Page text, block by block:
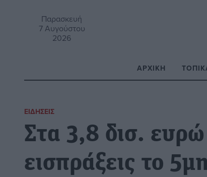
Παρασκευή
7 Αυγούστου
2026
ΑΡΧΙΚΉ
ΕΙΔΉΣΕΙΣ
Στα 3,8 δισ. ευρώ
εισπράξεις το